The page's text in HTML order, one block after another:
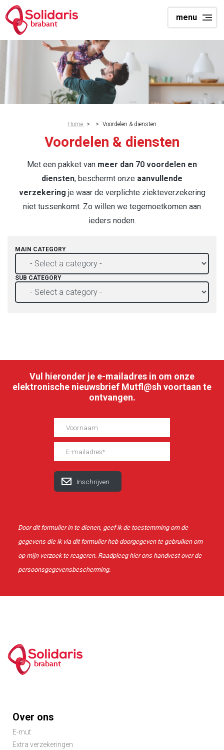
Skip
to
main
content
menu
brabant
Breadcrumb
Home > > Voordelen & diensten
Voordelen & diensten
Met een pakket van meer dan 70 voordelen en
diensten, beschermt onze aanvullende
verzekering je waar de verplichte ziekteverzekering
niet tussenkomt. Zo willen we tegemoetkomen aan
ieders noden.
MAIN CATEGORY
SUB CATEGORY
Vul hieronder je e-mailadres in om onze
elektronische nieuwsbrief Mutfl@sh voortaan te
ontvangen.
Door dit formulier in te dienen, geef ik de toestemming om de
gegevens die ik via dit formulier heb doorgegeven te gebruiken om
op mijn verzoek te reageren. Raadpleeg hierons handvest over de
persoonsgegevensbescherming.
brabant
Footer
menu
Over ons
E-mut
Extra verzekeringen